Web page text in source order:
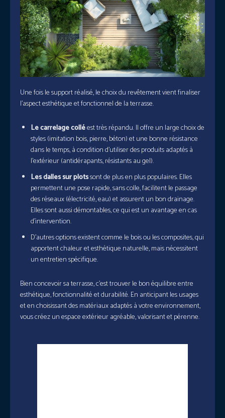
Une fois le support réalisé, le choix du revêtement vient finaliser
l’aspect esthétique et fonctionnel de la terrasse.
Le carrelage colléest très répandu. Il offre un large choix de
styles (imitation bois, pierre, béton) et une bonne résistance
dans le temps, à condition d’utiliser des produits adaptés à
l’extérieur (antidérapants, résistants au gel).
Les dalles sur plotssont de plus en plus populaires. Elles
permettent une pose rapide, sans colle, facilitent le passage
des réseaux (électricité, eau) et assurent un bon drainage.
Elles sont aussi démontables, ce qui est un avantage en cas
d’intervention.
D’autres options existent comme le bois ou les composites, qui
apportent chaleur et esthétique naturelle, mais nécessitent
un entretien spécifique.
Bien concevoir sa terrasse, c’est trouver le bon équilibre entre
esthétique, fonctionnalité et durabilité. En anticipant les usages
et en choisissant des matériaux adaptés à votre environnement,
vous créez un espace extérieur agréable, valorisant et pérenne.